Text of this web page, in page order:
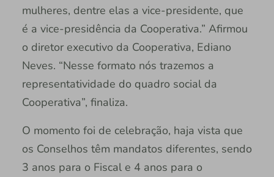
mulheres, dentre elas a vice-presidente, que
é a vice-presidência da Cooperativa.” Afirmou
o diretor executivo da Cooperativa, Ediano
Neves. “Nesse formato nós trazemos a
representatividade do quadro social da
Cooperativa”, finaliza.
O momento foi de celebração, haja vista que
os Conselhos têm mandatos diferentes, sendo
3 anos para o Fiscal e 4 anos para o